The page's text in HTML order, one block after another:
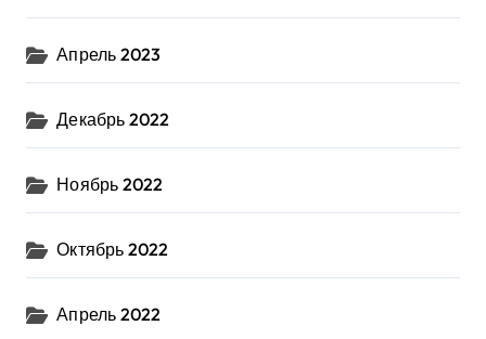
Апрель 2023
Декабрь 2022
Ноябрь 2022
Октябрь 2022
Апрель 2022